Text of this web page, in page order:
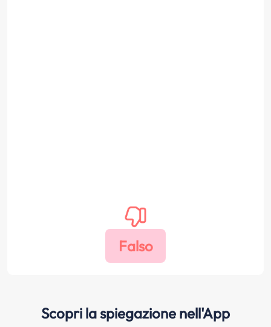
Scopri la spiegazione nell'App